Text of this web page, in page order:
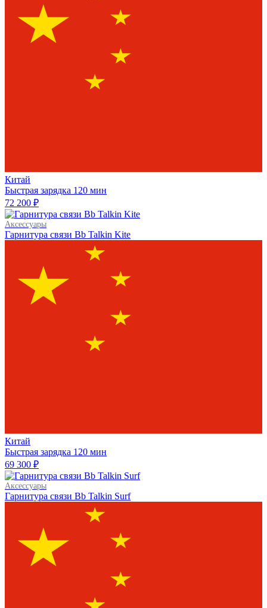
Китай
Быстрая зарядка 120 мин
72 200 ₽
Аксессуары
Гарнитура связи Bb Talkin Kite
Китай
Быстрая зарядка 120 мин
69 300 ₽
Аксессуары
Гарнитура связи Bb Talkin Surf